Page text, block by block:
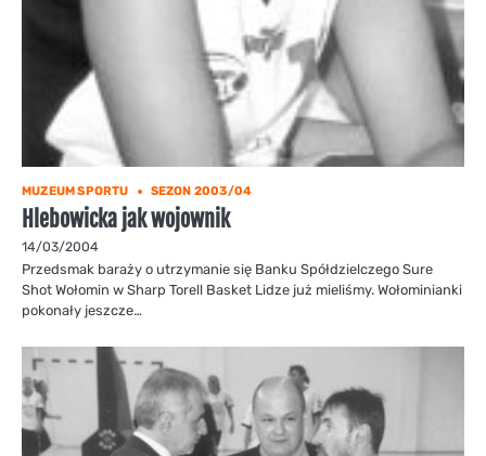
MUZEUM SPORTU SEZON 2003/04
Hlebowicka jak wojownik
14/03/2004
Przedsmak baraży o utrzymanie się Banku Spółdzielczego Sure
Shot Wołomin w Sharp Torell Basket Lidze już mieliśmy. Wołominianki
pokonały jeszcze…